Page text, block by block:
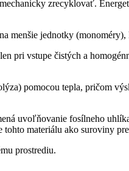
zrecyklovať.
menšie jednotky
vstupe čistých a
pomocou tepla, pričom
uvoľňovanie fosílneho
materiálu ako suroviny
prostrediu.